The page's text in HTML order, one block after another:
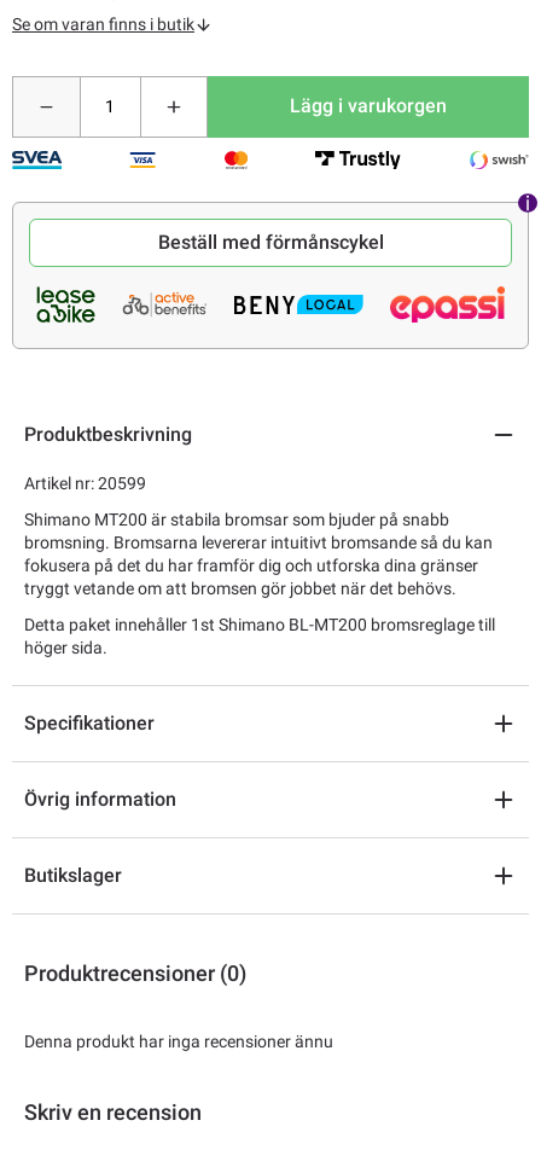
Se om varan finns i butik
Lägg i varukorgen
Beställ med förmånscykel
Produktbeskrivning
Artikel nr: 20599
Shimano MT200 är stabila bromsar som bjuder på snabb
bromsning. Bromsarna levererar intuitivt bromsande så du kan
fokusera på det du har framför dig och utforska dina gränser
tryggt vetande om att bromsen gör jobbet när det behövs.
Detta paket innehåller 1st Shimano BL-MT200 bromsreglage till
höger sida.
Specifikationer
Övrig information
Butikslager
Produktrecensioner (0)
Denna produkt har inga recensioner ännu
Skriv en recension